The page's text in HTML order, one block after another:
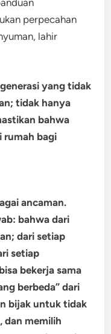
perpecahan
lahir
generasi yang tidak
tidak hanya
bahwa
rumah bagi
ancaman.
bahwa dari
dari setiap
setiap
bekerja sama
berbeda” dari
bijak untuk tidak
dan memilih